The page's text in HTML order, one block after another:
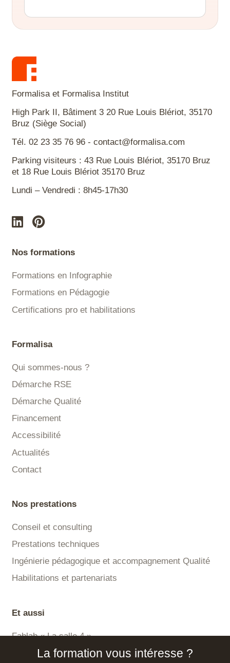
La formation vous intéresse ?
Formalisa et Formalisa Institut
High Park II, Bâtiment 3 20 Rue Louis Blériot, 35170
Bruz (Siège Social)
Tél. 02 23 35 76 96 - contact@formalisa.com
Parking visiteurs : 43 Rue Louis Blériot, 35170 Bruz
et 18 Rue Louis Blériot 35170 Bruz
Lundi – Vendredi : 8h45-17h30
Nos formations
Formations en Infographie
Formations en Pédagogie
Certifications pro et habilitations
Formalisa
Qui sommes-nous ?
Démarche RSE
Démarche Qualité
Financement
Accessibilité
Actualités
Contact
Nos prestations
Conseil et consulting
Prestations techniques
Ingénierie pédagogique et accompagnement Qualité
Habilitations et partenariats
Et aussi
Fablab « La salle 4 »
Plateforme LMS Certisa